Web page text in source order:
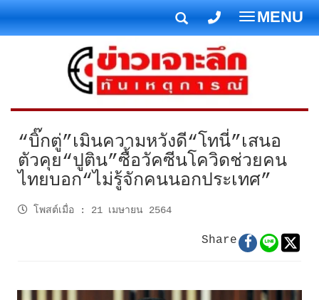
T
o
g
g
l
e
a
v
i
t
MENU
“บิ๊กตู่”เมินความหวังดี“โทนี่”เสนอ
ตัวคุย“ปูติน”ซื้อวัคซีนโควิดช่วยคน
ไทยบอก“ไม่รู้จักคนนอกประเทศ”
โพสต์เมื่อ : 21 เมษายน 2564
Share